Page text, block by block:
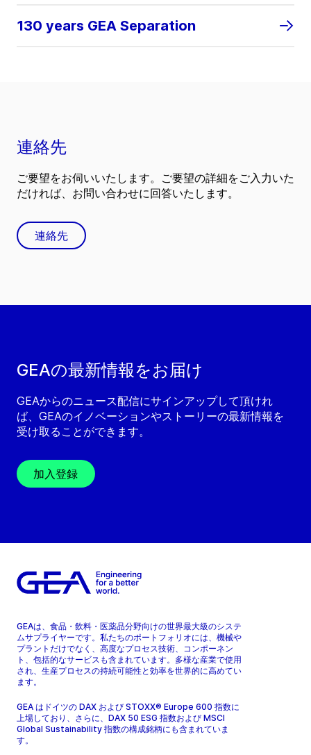
130 years GEA Separation
GEAの最新情報をお届け
GEAからのニュース配信にサインアップして頂けれ
ば、GEAのイノベーションやストーリーの最新情報を
受け取ることができます。
加入登録
連絡先
ご要望をお伺いいたします。ご要望の詳細をご入力いた
だければ、お問い合わせに回答いたします。
連絡先
GEAは、食品・飲料・医薬品分野向けの世界最大級のシステ
ムサプライヤーです。私たちのポートフォリオには、機械や
プラントだけでなく、高度なプロセス技術、コンポーネン
ト、包括的なサービスも含まれています。多様な産業で使用
され、生産プロセスの持続可能性と効率を世界的に高めてい
ます。
GEA はドイツの DAX および STOXX® Europe 600 指数に
上場しており、さらに、DAX 50 ESG 指数および MSCI
Global Sustainability 指数の構成銘柄にも含まれていま
す。